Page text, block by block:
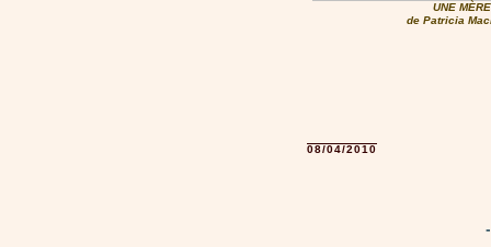
UNE
de Patricia
08/04/2010